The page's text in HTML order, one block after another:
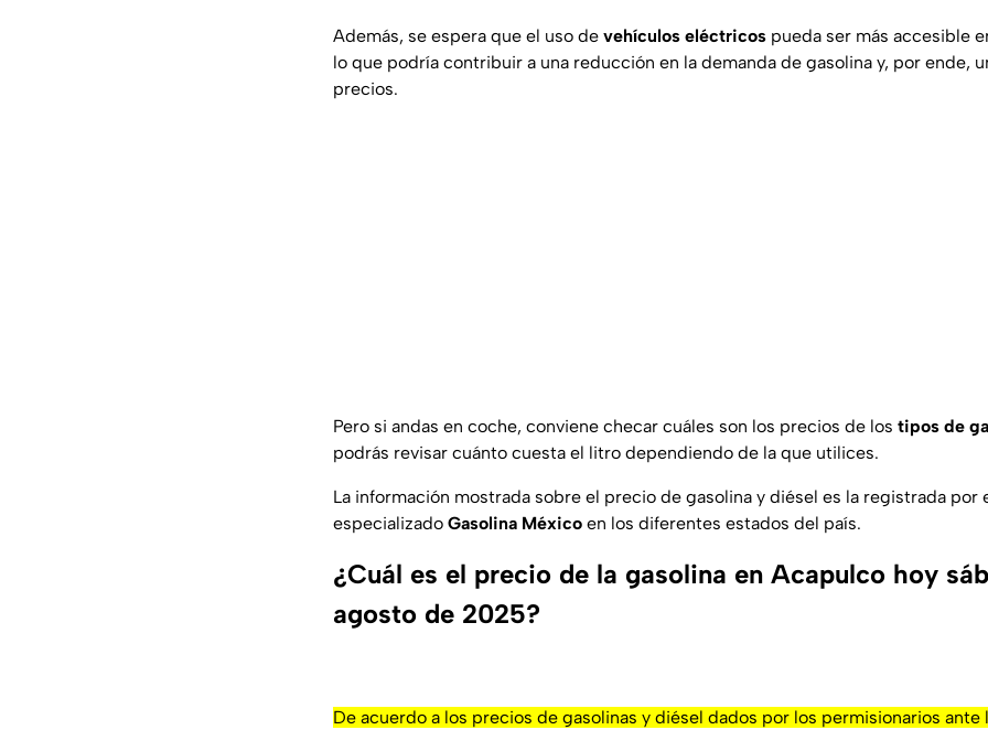
Además, se espera que el uso de vehículos eléctricos pueda ser más accesible
lo que podría contribuir a una reducción en la demanda de gasolina y, por ende,
precios.
Pero si andas en coche, conviene checar cuáles son los precios de los tipos de
podrás revisar cuánto cuesta el litro dependiendo de la que utilices.
La información mostrada sobre el precio de gasolina y diésel es la registrada por
especializado Gasolina México en los diferentes estados del país.
¿Cuál es el precio de la gasolina en Acapulco hoy
agosto de 2025?
De acuerdo a los precios de gasolinas y diésel dados por los permisionarios ante